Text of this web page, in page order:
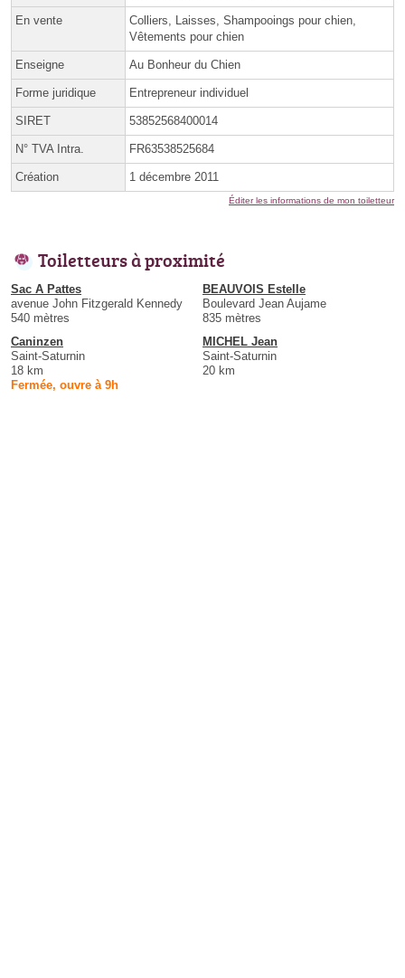
En vente
Colliers, Laisses, Shampooings pour chien,
Vêtements pour chien
Enseigne Au Bonheur du Chien
Forme juridique Entrepreneur individuel
SIRET 53852568400014
N° TVA Intra. FR63538525684
Création 1 décembre 2011
Éditer les informations de mon toiletteur
Toiletteurs à proximité
Sac A Pattes
avenue John Fitzgerald Kennedy
540 mètres
BEAUVOIS Estelle
Boulevard Jean Aujame
835 mètres
Caninzen
Saint-Saturnin
18 km
Fermée, ouvre à 9h
MICHEL Jean
Saint-Saturnin
20 km